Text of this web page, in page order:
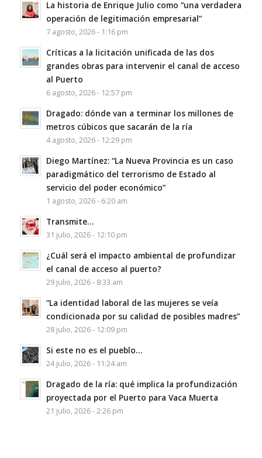
La historia de Enrique Julio como “una verdadera
operación de legitimación empresarial”
7 agosto, 2026 - 1:16 pm
Críticas a la licitación unificada de las dos
grandes obras para intervenir el canal de acceso
al Puerto
6 agosto, 2026 - 12:57 pm
Dragado: dónde van a terminar los millones de
metros cúbicos que sacarán de la ría
4 agosto, 2026 - 12:29 pm
Diego Martínez: “La Nueva Provincia es un caso
paradigmático del terrorismo de Estado al
servicio del poder económico”
1 agosto, 2026 - 6:20 am
Transmite…
31 julio, 2026 - 12:10 pm
¿Cuál será el impacto ambiental de profundizar
el canal de acceso al puerto?
29 julio, 2026 - 8:33 am
“La identidad laboral de las mujeres se veía
condicionada por su calidad de posibles madres”
28 julio, 2026 - 12:09 pm
Si este no es el pueblo…
24 julio, 2026 - 11:24 am
Dragado de la ría: qué implica la profundización
proyectada por el Puerto para Vaca Muerta
21 julio, 2026 - 2:26 pm